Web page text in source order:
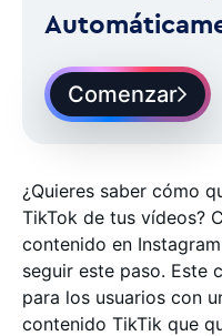
Comenzar
¿Quieres saber cómo
TikTok de tus vídeos?
contenido en
seguir este paso. Este
para los usuarios con
contenido TikTik que